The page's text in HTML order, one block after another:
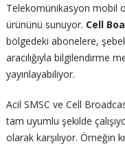
Telekomünikasyon mobil
ürününü sunuyor. Cell
bölgedeki abonelere,
aracılığıyla bilgilendirme
yayınlayabiliyor.
Acil SMSC ve Cell
tam uyumlu şekilde
olarak karşılıyor. Örneğin